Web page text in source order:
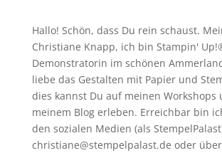
Hallo! Schön, dass Du rein schaust.
Christiane Knapp, ich bin Stampin'
Demonstratorin im schönen
liebe das Gestalten mit Papier und
dies kannst Du auf meinen Workshops
meinem Blog erleben. Erreichbar bin
den sozialen Medien (als
christiane@stempelpalast.de oder